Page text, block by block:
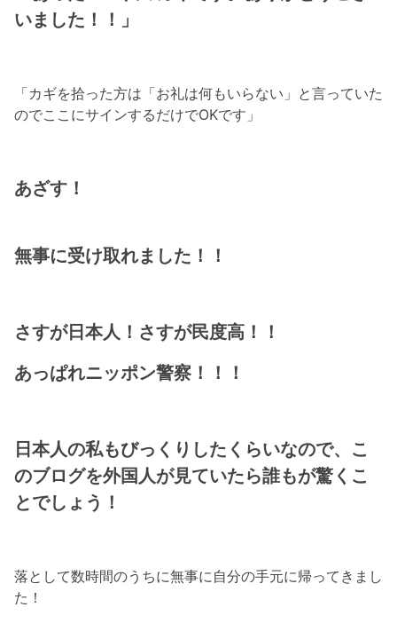
いました！！」
「カギを拾った方は「お礼は何もいらない」と言っていた
のでここにサインするだけでOKです」
あざす！
無事に受け取れました！！
さすが日本人！さすが民度高！！
あっぱれニッポン警察！！！
日本人の私もびっくりしたくらいなので、こ
のブログを外国人が見ていたら誰もが驚くこ
とでしょう！
落として数時間のうちに無事に自分の手元に帰ってきまし
た！